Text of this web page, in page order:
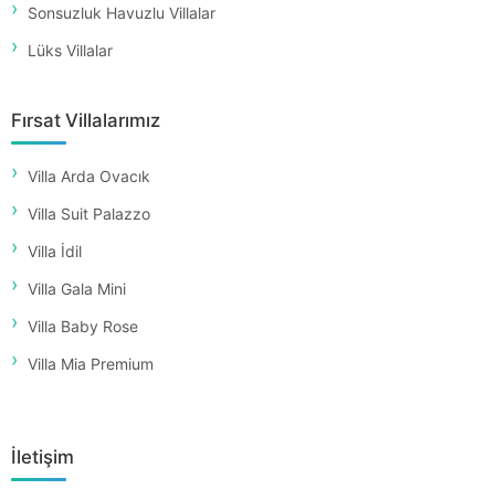
Sonsuzluk Havuzlu Villalar
Lüks Villalar
Fırsat Villalarımız
Villa Arda Ovacık
Villa Suit Palazzo
Villa İdil
Villa Gala Mini
Villa Baby Rose
Villa Mia Premium
İletişim